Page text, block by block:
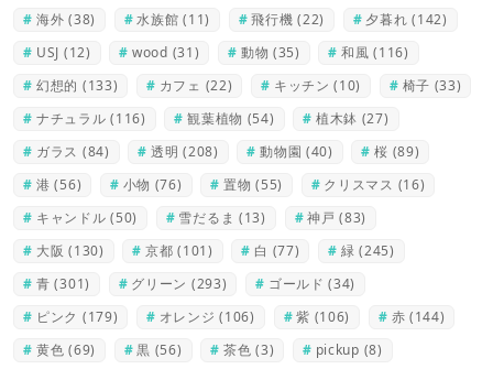
海外 (38) 水族館 (11) 飛行機 (22) 夕暮れ (142)
USJ (12) wood (31) 動物 (35) 和風 (116)
幻想的 (133) カフェ (22) キッチン (10) 椅子 (33)
ナチュラル (116) 観葉植物 (54) 植木鉢 (27)
ガラス (84) 透明 (208) 動物園 (40) 桜 (89)
港 (56) 小物 (76) 置物 (55) クリスマス (16)
キャンドル (50) 雪だるま (13) 神戸 (83)
大阪 (130) 京都 (101) 白 (77) 緑 (245)
青 (301) グリーン (293) ゴールド (34)
ピンク (179) オレンジ (106) 紫 (106) 赤 (144)
黄色 (69) 黒 (56) 茶色 (3) pickup (8)